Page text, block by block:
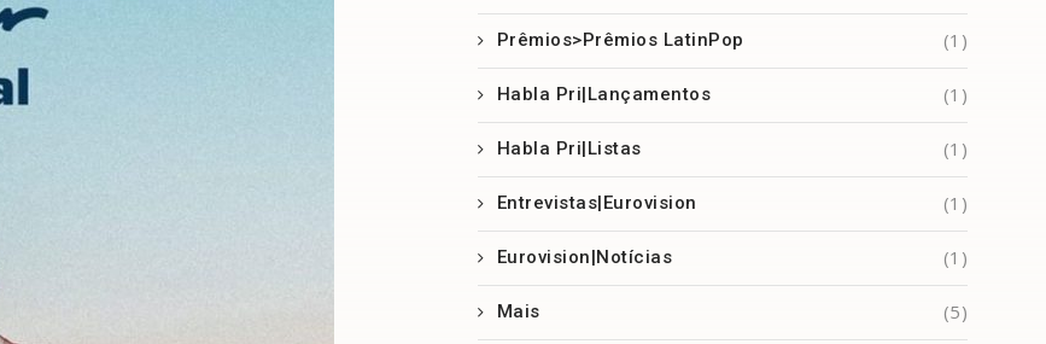
Prêmios>Prêmios LatinPop (1)
Habla Pri|Lançamentos (1)
Habla Pri|Listas (1)
Entrevistas|Eurovision (1)
Eurovision|Notícias (1)
Mais (5)